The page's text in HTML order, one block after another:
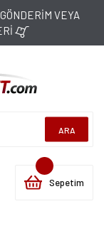
VEYA
ARA
Sepetim